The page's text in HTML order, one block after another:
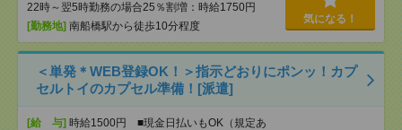
22時～翌5時勤務の場合25％割増：時給1750円
[勤務地] 南船橋駅から徒歩10分程度
気になる！
＜単発＊WEB登録OK！＞指示どおりにポンッ！カプ
セルトイのカプセル準備！[派遣]
[給 与] 時給1500円 ■現金日払いもOK（規定あ